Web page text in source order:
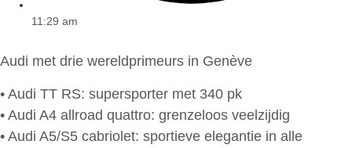
11:29 am
Audi met drie wereldprimeurs in Genève
• Audi TT RS: supersporter met 340 pk
• Audi A4 allroad quattro: grenzeloos veelzijdig
• Audi A5/S5 cabriolet: sportieve elegantie in alle